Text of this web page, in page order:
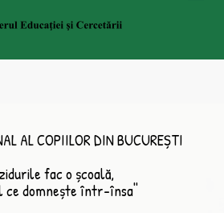
AL COPIILOR DIN BUCUREȘTI
fac o școală,
ce domnește într-însa''